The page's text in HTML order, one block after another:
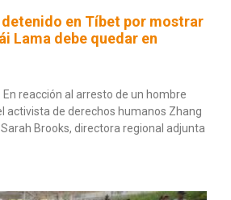
en Tíbet por mostrar
Lama debe quedar en
reacción al arresto de un hombre
activista de derechos humanos Zhang
Brooks, directora regional adjunta